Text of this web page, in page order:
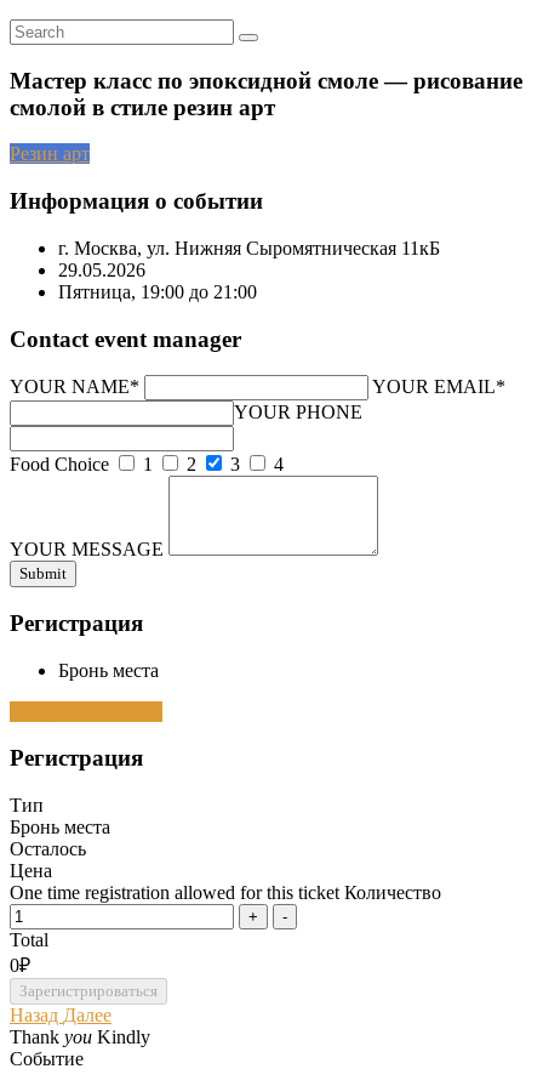
Мастер класс по эпоксидной смоле — рисование
смолой в стиле резин арт
Резин арт
Информация о событии
г. Москва, ул. Нижняя Сыромятническая 11кБ
29.05.2026
Пятница, 19:00 до 21:00
Contact event manager
YOUR NAME*
YOUR EMAIL*
YOUR PHONE
Food Choice 1 2 3 4
YOUR MESSAGE
Регистрация
Бронь места
Регистрация
Тип
Бронь места
Осталось
Цена
One time registration allowed for this ticket Количество
Total
0₽
Назад Далее
Thank you Kindly
Событие